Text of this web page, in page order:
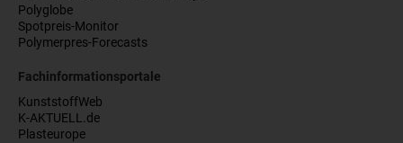
Polyglobe
Spotpreis-Monitor
Polymerpres-Forecasts
Fachinformationsportale
KunststoffWeb
K-AKTUELL.de
Plasteurope